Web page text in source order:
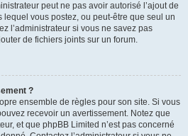
peut ne pas avoir autorisé l’ajout de
vous postez, ou peut-être que seul un
l’administrateur si vous ne savez pas
de fichiers joints sur un forum.
?
ensemble de règles pour son site. Si vous
recevoir un avertissement. Notez que
et que phpBB Limited n’est pas concerné